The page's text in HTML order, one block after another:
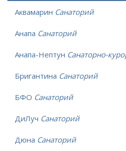
Аквамарин Санаторий
Анапа Санаторий
Анапа-Нептун Санаторно-
Бригантина Санаторий
БФО Санаторий
ДиЛуч Санаторий
Дюна Санаторий